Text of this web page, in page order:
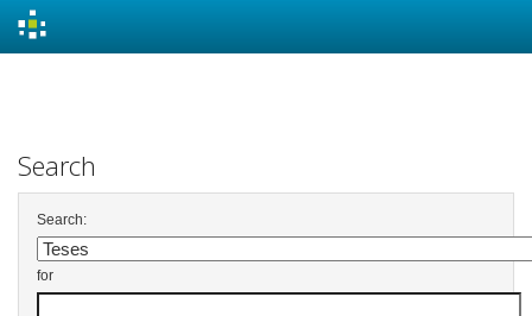
Search
Search:
for